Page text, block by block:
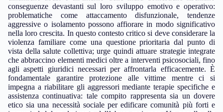
conseguenze devastanti sul loro sviluppo emotivo e operativo:
problematiche come attaccamento disfunzionale, tendenze
aggressive o isolamento possono affiorare in modo significativo
nella loro crescita. In questo contesto critico si deve considerare la
violenza familiare come una questione prioritaria dal punto di
vista della salute collettiva; urge quindi attuare strategie integrate
che abbraccino elementi medici oltre a interventi psicosociali, fino
agli aspetti giuridici necessari per affrontarla efficacemente. È
fondamentale garantire protezione alle vittime mentre ci si
impegna a riabilitare gli aggressori mediante terapie specifiche e
assistenza continuativa: tale compito rappresenta sia un dovere
etico sia una necessità sociale per edificare comunità più forti e